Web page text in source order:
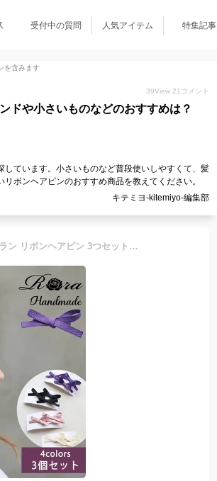
受付中の質問 人気アイテム 特集記事
を含みます
39View 21 コメント
ドや小さいものなどのおすすめは？
ています。小さいものなど普段使いしやすくて、髪
ボンヘアピンのおすすめ商品を教えてください。
キテミヨ-kitemiyo-編集部
【10%OFFクーポンあり】子供服Rora ランラン リボンヘアピン 3つセット 子供 ヘアアクセサリー プレゼント 女の子 髪飾り キッズ ヘアピン お洒落 大人っぽい ヘアクリップ ヘアピン 通園 通学